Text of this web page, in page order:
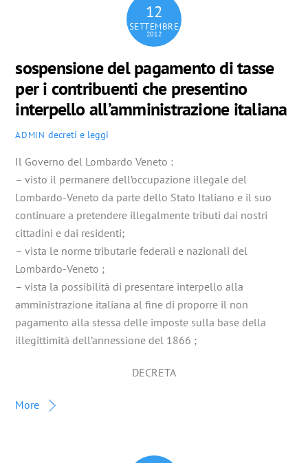
12
SETTEMBRE
2012
sospensione del pagamento di tasse
per i contribuenti che presentino
interpello all’amministrazione italiana
ADMIN decreti e leggi
Il Governo del Lombardo Veneto :
– visto il permanere dell’occupazione illegale del
Lombardo-Veneto da parte dello Stato Italiano e il suo
continuare a pretendere illegalmente tributi dai nostri
cittadini e dai residenti;
– vista le norme tributarie federali e nazionali del
Lombardo-Veneto ;
– vista la possibilità di presentare interpello alla
amministrazione italiana al fine di proporre il non
pagamento alla stessa delle imposte sulla base della
illegittimità dell’annessione del 1866 ;
DECRETA
More